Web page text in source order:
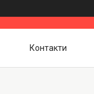
Контакти